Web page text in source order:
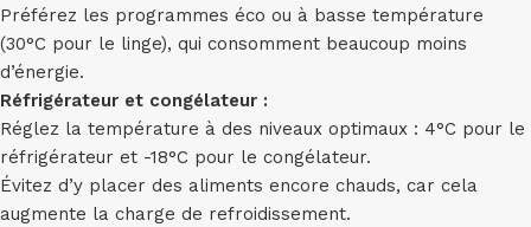
Préférez les programmes éco ou à basse température
(30°C pour le linge), qui consomment beaucoup moins
d’énergie.
Réfrigérateur et congélateur :
Réglez la température à des niveaux optimaux : 4°C pour le
réfrigérateur et -18°C pour le congélateur.
Évitez d’y placer des aliments encore chauds, car cela
augmente la charge de refroidissement.